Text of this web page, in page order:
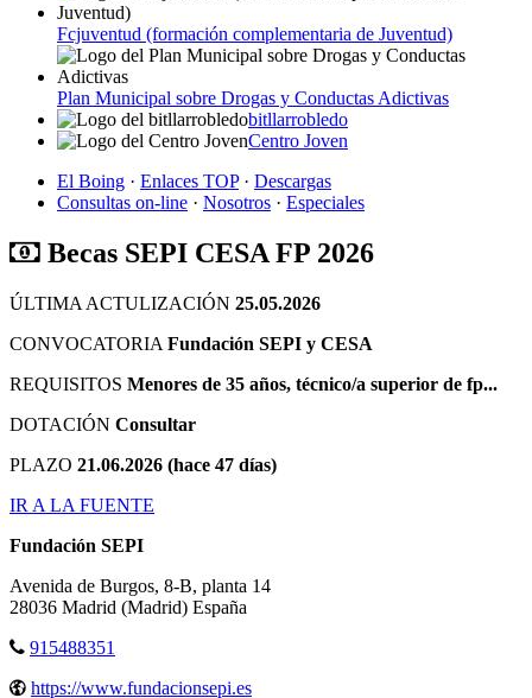
Fcjuventud (formación complementaria de Juventud)
Plan Municipal sobre Drogas y Conductas Adictivas
bitllarrobledo
Centro Joven
El Boing · Enlaces TOP· Descargas
Consultas on-line · Nosotros · Especiales
Becas SEPI CESA FP 2026
ÚLTIMA ACTULIZACIÓN 25.05.2026
CONVOCATORIA Fundación SEPI y CESA
REQUISITOS Menores de 35 años, técnico/a superior de fp...
DOTACIÓN Consultar
PLAZO 21.06.2026 (hace 47 días)
IR A LA FUENTE
Fundación SEPI
Avenida de Burgos, 8-B, planta 14
28036 Madrid (Madrid) España
915488351
https://www.fundacionsepi.es